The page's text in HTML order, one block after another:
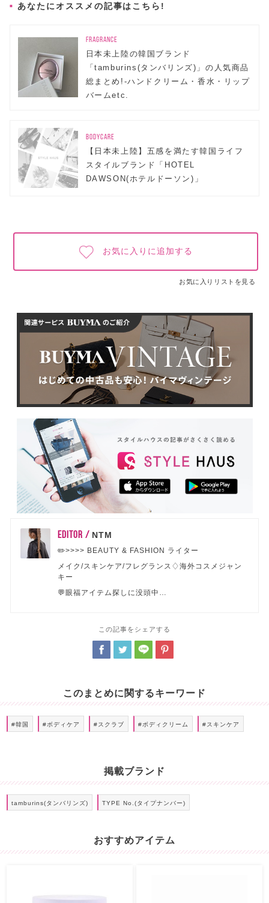
あなたにオススメの記事はこちら!
FRAGRANCE
日本未上陸の韓国ブランド
「tamburins(タンバリンズ)」の人気商品
総まとめ!-ハンドクリーム・香水・リップ
バームetc.
BODYCARE
【日本未上陸】五感を満たす韓国ライフ
スタイルブランド「HOTEL
DAWSON(ホテルドーソン)」
お気に入りに追加する
お気に入りリストを見る
EDITOR / NTM
✏️>>>> BEAUTY & FASHION ライター
メイク/スキンケア/フレグランス♢海外コスメジャン
キー
💬眼福アイテム探しに没頭中…
この記事をシェアする
このまとめに関するキーワード
#韓国 #ボディケア #スクラブ #ボディクリーム #スキンケア
掲載ブランド
tamburins(タンバリンズ) TYPE No.(タイプナンバー)
おすすめアイテム